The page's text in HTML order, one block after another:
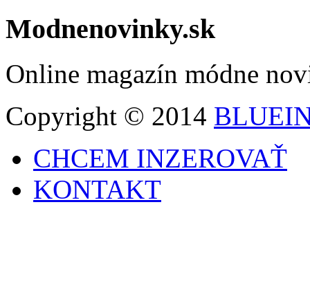
Modnenovinky.sk
Online magazín módne
Copyright © 2014
CHCEM INZEROVAŤ
KONTAKT